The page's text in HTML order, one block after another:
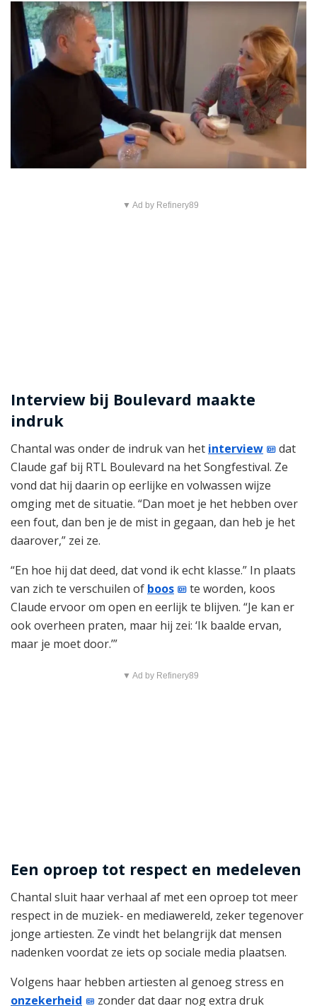
▼ Ad by Refinery89
Interview bij Boulevard maakte
indruk
Chantal was onder de indruk van het interview
dat
Claude gaf bij RTL Boulevard na het Songfestival. Ze
vond dat hij daarin op eerlijke en volwassen wijze
omging met de situatie. “Dan moet je het hebben over
een fout, dan ben je de mist in gegaan, dan heb je het
daarover,” zei ze.
“En hoe hij dat deed, dat vond ik echt klasse.” In plaats
van zich te verschuilen of boos
te worden, koos
Claude ervoor om open en eerlijk te blijven. “Je kan er
ook overheen praten, maar hij zei: ‘Ik baalde ervan,
maar je moet door.’”
▼ Ad by Refinery89
Een oproep tot respect en medeleven
Chantal sluit haar verhaal af met een oproep tot meer
respect in de muziek- en mediawereld, zeker tegenover
jonge artiesten. Ze vindt het belangrijk dat mensen
nadenken voordat ze iets op sociale media plaatsen.
Volgens haar hebben artiesten al genoeg stress en
onzekerheid
zonder dat daar nog extra druk